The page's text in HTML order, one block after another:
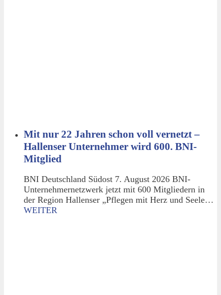
Mit nur 22 Jahren schon voll vernetzt –
Hallenser Unternehmer wird 600. BNI-
Mitglied
BNI Deutschland Südost 7. August 2026 BNI-
Unternehmernetzwerk jetzt mit 600 Mitgliedern in
der Region Hallenser „Pflegen mit Herz und Seele…
WEITER